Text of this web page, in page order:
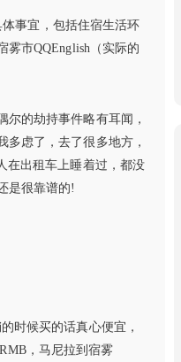
事宜，包括住宿生活环
市QQEnglish（实际的
的劫持事件略有耳闻，
虑了，去了很多地方，
在出租车上睡着过，都没
是很靠谱的!
时候买的话真心便宜，
，马尼拉到宿雾